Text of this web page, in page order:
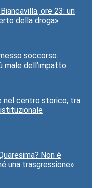
ore 23: un
della droga»
soccorso:
male dell’impatto
nel centro storico, tra
Non è
una trasgressione»